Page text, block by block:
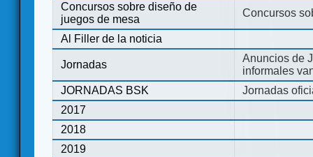
Concursos sobre diseño de
juegos de mesa
Concursos
Al Filler de la noticia
Jornadas
Anuncios de
informales
JORNADAS BSK
Jornadas
2017
2018
2019